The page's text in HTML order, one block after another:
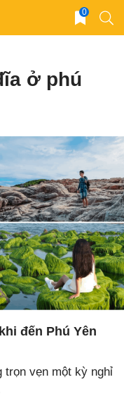
0
ở phú
đến Phú Yên
trọn vẹn một kỳ nghỉ